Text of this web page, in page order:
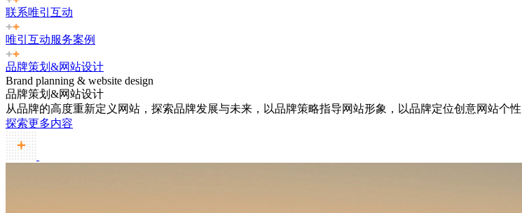
联系唯引互动
唯引互动服务案例
品牌策划&网站设计
Brand planning & website design
品牌策划&网站设计
从品牌的高度重新定义网站，探索品牌发展与未来，以品牌策略指导网站形象，以品牌定位创意网站个
探索更多内容